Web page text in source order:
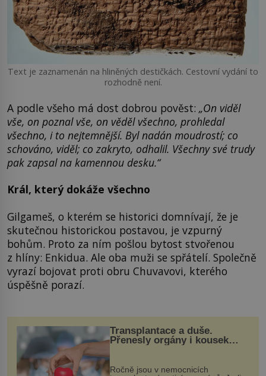
Text je zaznamenán na hliněných destičkách. Cestovní vydání to
rozhodně není.
A podle všeho má dost dobrou pověst: „On viděl
vše, on poznal vše, on věděl všechno, prohledal
všechno, i to nejtemnější. Byl nadán moudrostí; co
schováno, viděl; co zakryto, odhalil. Všechny své trudy
pak zapsal na kamennou desku.“
Král, který dokáže všechno
Gilgameš, o kterém se historici domnívají, že je
skutečnou historickou postavou, je vzpurný
bohům. Proto za ním pošlou bytost stvořenou
z hlíny: Enkidua. Ale oba muži se spřátelí. Společně
vyrazí bojovat proti obru Chuvavovi, kterého
úspěšně porazí.
Transplantace a duše.
Přenesly orgány i kousek
Ročně jsou v nemocnicích